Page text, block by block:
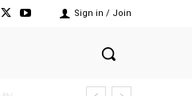
Sign in / Join